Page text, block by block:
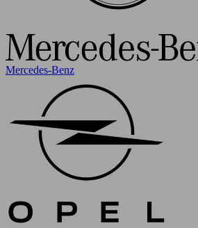
Mercedes-Benz